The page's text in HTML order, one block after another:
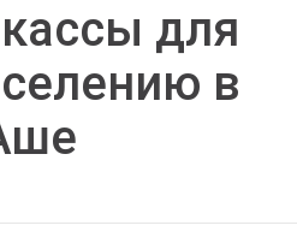
для
в